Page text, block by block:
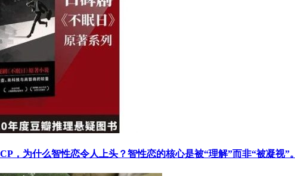
，为什么智性恋令人上头？智性恋的核心是被“理解”而非“被凝视”。